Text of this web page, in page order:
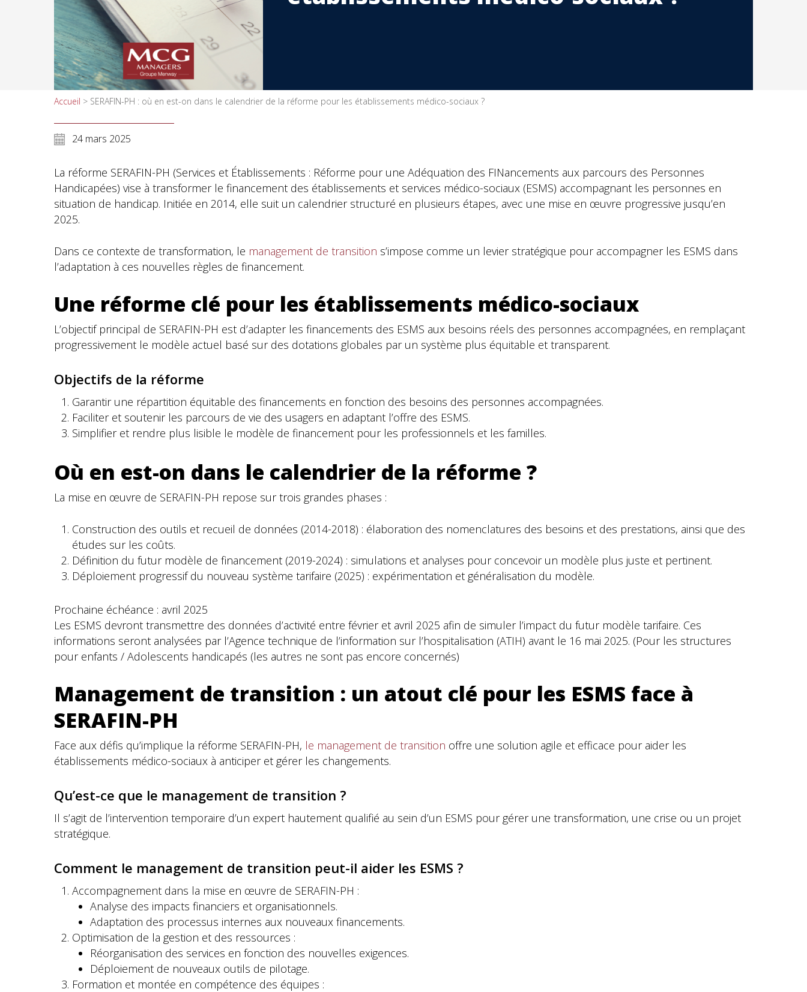
Accueil > SERAFIN-PH : où en est-on dans le calendrier de la réforme pour les établissements médico-sociaux ?
24 mars 2025
La réforme SERAFIN-PH (Services et Établissements : Réforme pour une Adéquation des FINancements aux parcours des Personnes
Handicapées) vise à transformer le financement des établissements et services médico-sociaux (ESMS) accompagnant les personnes en
situation de handicap. Initiée en 2014, elle suit un calendrier structuré en plusieurs étapes, avec une mise en œuvre progressive jusqu’en
2025.
Dans ce contexte de transformation, le management de transition s’impose comme un levier stratégique pour accompagner les ESMS dans
l’adaptation à ces nouvelles règles de financement.
Une réforme clé pour les établissements médico-sociaux
L’objectif principal de SERAFIN-PH est d’adapter les financements des ESMS aux besoins réels des personnes accompagnées, en remplaçant
progressivement le modèle actuel basé sur des dotations globales par un système plus équitable et transparent.
Objectifs de la réforme
Garantir une répartition équitable des financements en fonction des besoins des personnes accompagnées.
Faciliter et soutenir les parcours de vie des usagers en adaptant l’offre des ESMS.
Simplifier et rendre plus lisible le modèle de financement pour les professionnels et les familles.
Où en est-on dans le calendrier de la réforme ?
La mise en œuvre de SERAFIN-PH repose sur trois grandes phases :
Construction des outils et recueil de données (2014-2018) : élaboration des nomenclatures des besoins et des prestations, ainsi que des
études sur les coûts.
Définition du futur modèle de financement (2019-2024) : simulations et analyses pour concevoir un modèle plus juste et pertinent.
Déploiement progressif du nouveau système tarifaire (2025) : expérimentation et généralisation du modèle.
Prochaine échéance : avril 2025
Les ESMS devront transmettre des données d’activité entre février et avril 2025 afin de simuler l’impact du futur modèle tarifaire. Ces
informations seront analysées par l’Agence technique de l’information sur l’hospitalisation (ATIH) avant le 16 mai 2025. (Pour les structures
pour enfants / Adolescents handicapés (les autres ne sont pas encore concernés)
Management de transition : un atout clé pour les ESMS face à
SERAFIN-PH
Face aux défis qu’implique la réforme SERAFIN-PH, le management de transition offre une solution agile et efficace pour aider les
établissements médico-sociaux à anticiper et gérer les changements.
Qu’est-ce que le management de transition ?
Il s’agit de l’intervention temporaire d’un expert hautement qualifié au sein d’un ESMS pour gérer une transformation, une crise ou un projet
stratégique.
Comment le management de transition peut-il aider les ESMS ?
Accompagnement dans la mise en œuvre de SERAFIN-PH :
Analyse des impacts financiers et organisationnels.
Adaptation des processus internes aux nouveaux financements.
Optimisation de la gestion et des ressources :
Réorganisation des services en fonction des nouvelles exigences.
Déploiement de nouveaux outils de pilotage.
Formation et montée en compétence des équipes :